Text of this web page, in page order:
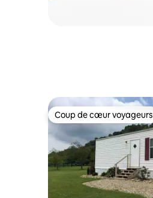
Coup de cœur voyageurs
Coup de cœur voyageurs